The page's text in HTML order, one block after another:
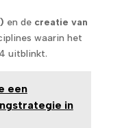
en de creatie van
waarin het
uitblinkt.
een
in